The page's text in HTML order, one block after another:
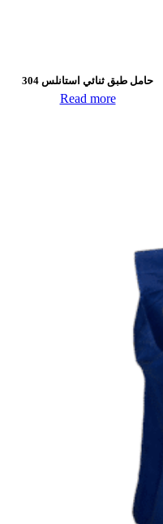
حامل طبق ثنائي استانلس 304
Read more